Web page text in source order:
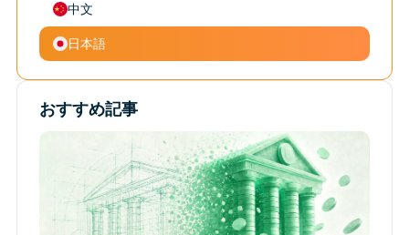
中文
日本語
おすすめ記事